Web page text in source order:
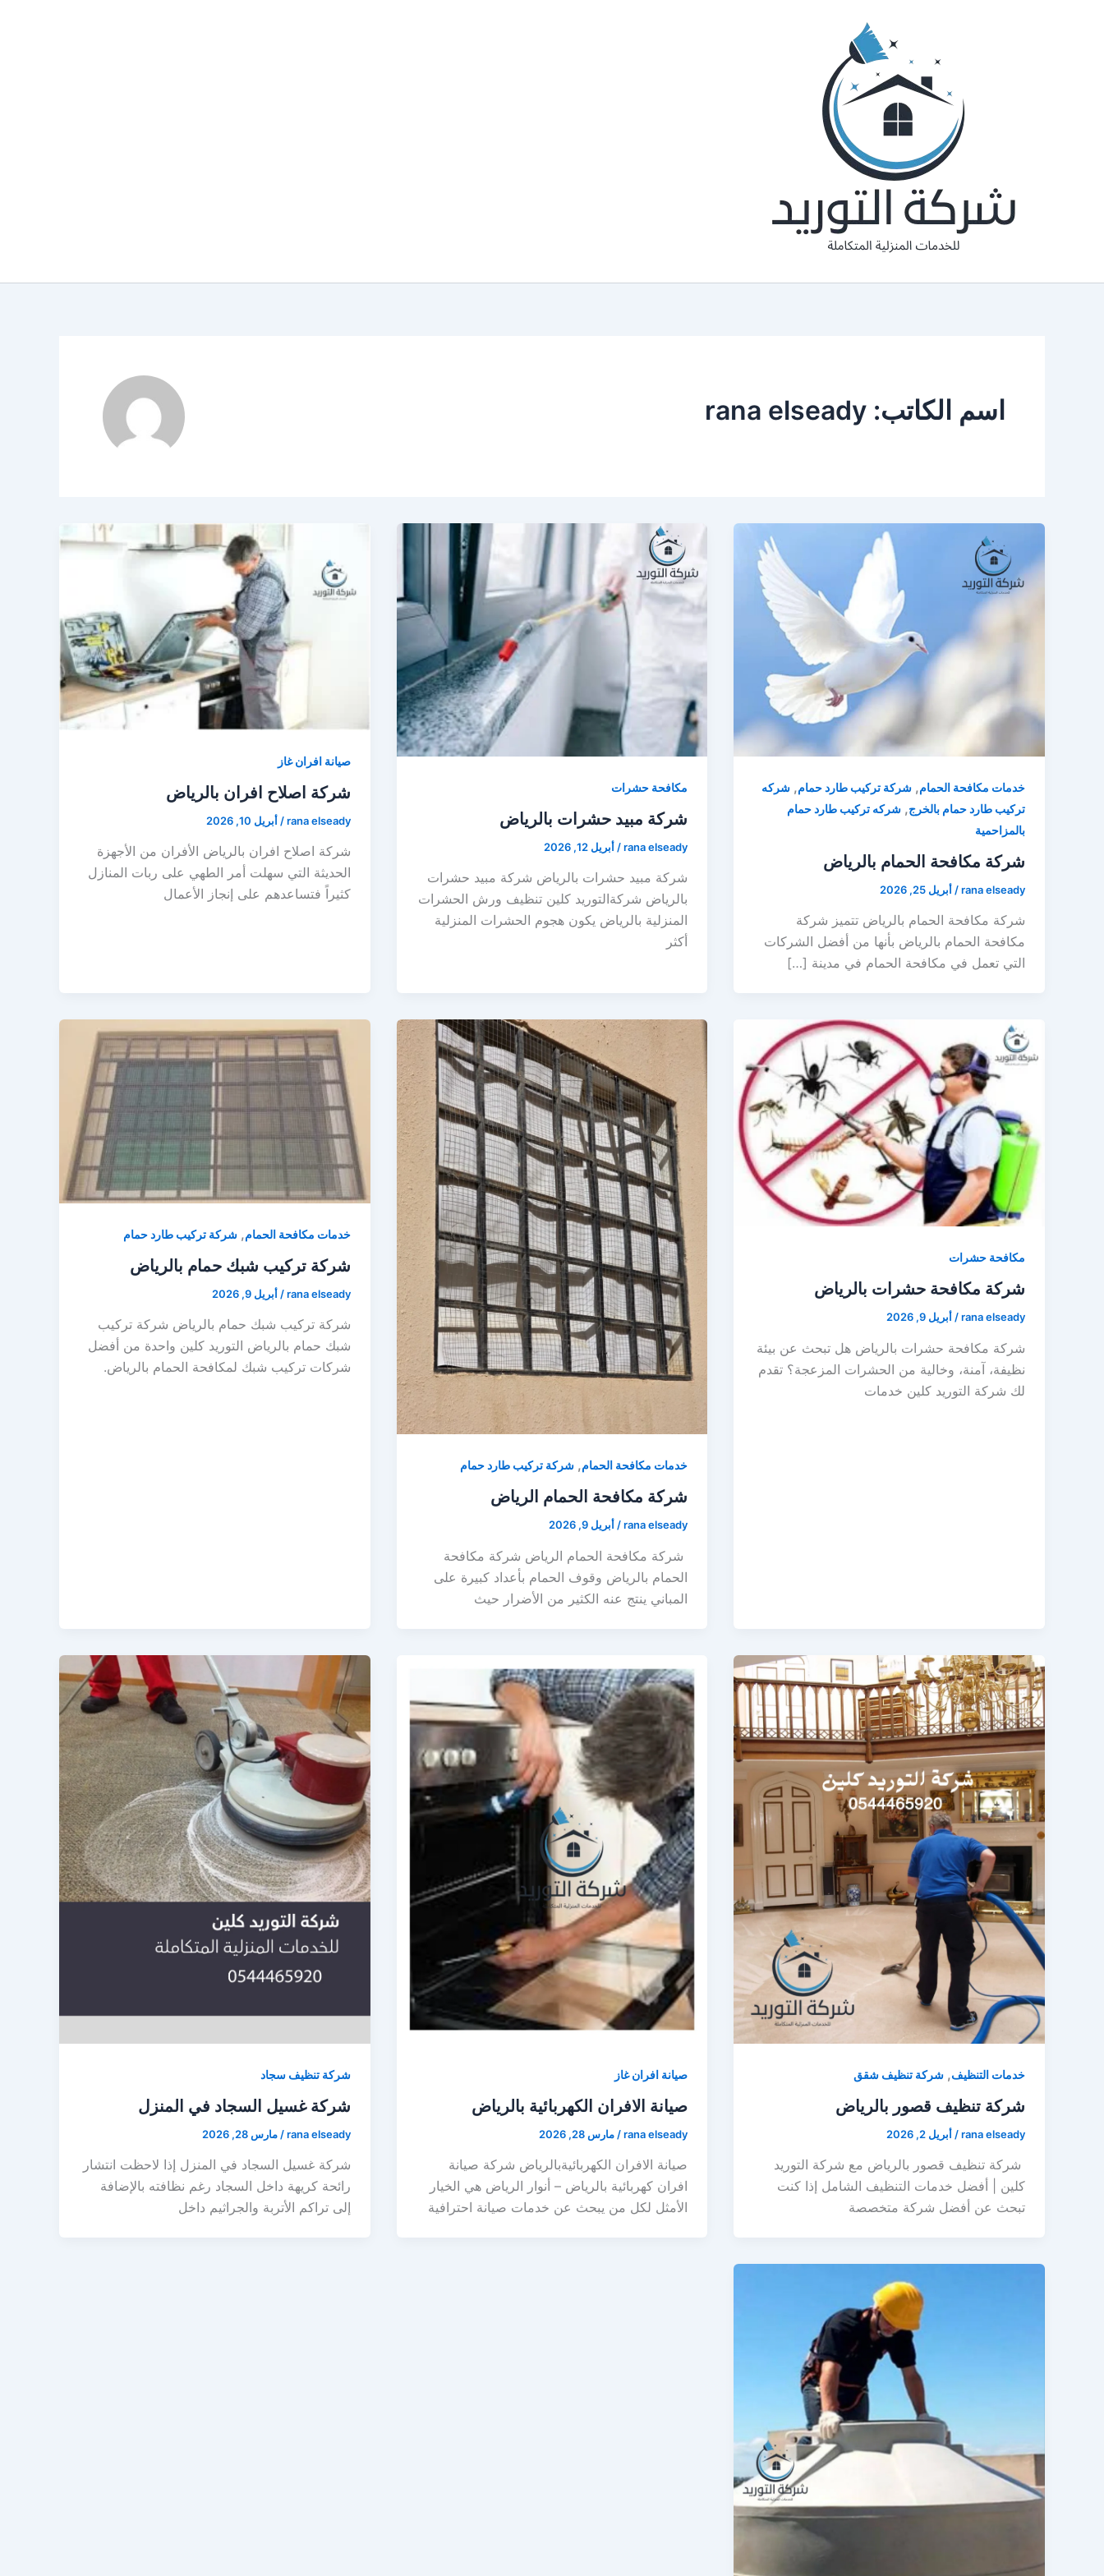
اسم الكاتب: rana elseady
خدمات مكافحة الحمام, شركة تركيب طارد حمام, شركه
تركيب طارد حمام بالخرج, شركه تركيب طارد حمام
بالمزاحمية
شركة مكافحة الحمام بالرياض
rana elseady
/ أبريل 25, 2026
شركة مكافحة الحمام بالرياض تتميز شركة
مكافحة الحمام بالرياض بأنها من أفضل الشركات
التي تعمل في مكافحة الحمام في مدينة […]
مكافحة حشرات
شركة مبيد حشرات بالرياض
rana elseady
/ أبريل 12, 2026
شركة مبيد حشرات بالرياض شركة مبيد حشرات
بالرياض شركةالتوريد كلين تنظيف ورش الحشرات
المنزلية بالرياض يكون هجوم الحشرات المنزلية
أكثر
صيانة افران غاز
شركة اصلاح افران بالرياض
rana elseady
/أبريل 10, 2026
شركة اصلاح افران بالرياض الأفران من الأجهزة
الحديثة التي سهلت أمر الطهي على ربات المنازل
كثيراً فتساعدهم على إنجاز الأعمال
مكافحة حشرات
شركة مكافحة حشرات بالرياض
rana elseady
/ أبريل 9, 2026
شركة مكافحة حشرات بالرياض هل تبحث عن بيئة
نظيفة، آمنة، وخالية من الحشرات المزعجة؟ تقدم
لك شركة التوريد كلين خدمات
خدمات مكافحة الحمام, شركة تركيب طارد حمام
شركة مكافحة الحمام الرياض
rana elseady
/ أبريل 9, 2026
شركة مكافحة الحمام الرياض شركة مكافحة
الحمام بالرياض‎ وقوف الحمام بأعداد كبيرة على
المباني ينتج عنه الكثير من الأضرار حيث
خدمات مكافحة الحمام,شركة تركيب طارد حمام
شركة تركيب شبك حمام بالرياض
rana elseady
/أبريل 9, 2026
شركة تركيب شبك حمام بالرياض شركة تركيب
شبك حمام بالرياض التوريد كلين واحدة من أفضل
شركات تركيب شبك لمكافحة الحمام بالرياض.
خدمات التنظيف, شركة تنظيف شقق
شركة تنظيف قصور بالرياض
rana elseady
/ أبريل 2, 2026
شركة تنظيف قصور بالرياض مع شركة التوريد
كلين | أفضل خدمات التنظيف الشامل إذا كنت
تبحث عن أفضل شركة متخصصة
صيانة افران غاز
صيانة الافران الكهربائية بالرياض
rana elseady
/ مارس 28, 2026
صيانة الافران الكهربائيةبالرياض شركة صيانة
افران كهربائية بالرياض – أنوار الرياض هي الخيار
الأمثل لكل من يبحث عن خدمات صيانة احترافية
شركة تنظيف سجاد
شركة غسيل السجاد في المنزل
rana elseady
/مارس 28, 2026
شركة غسيل السجاد في المنزل إذا لاحظت انتشار
رائحة كريهة داخل السجاد رغم نظافته بالإضافة
إلى تراكم الأتربة والجراثيم داخل